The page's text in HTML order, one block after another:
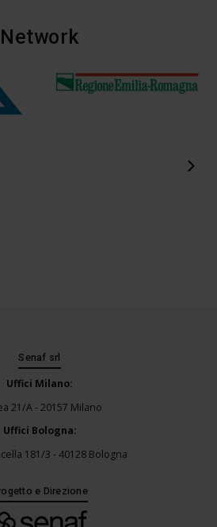
Network
Senaf srl
Uffici Milano:
21/A - 20157 Milano
Uffici Bologna:
181/3 - 40128 Bologna
e Direzione